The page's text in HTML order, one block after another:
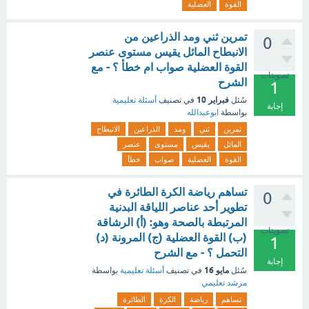
القوة العضلية
0
تصويتات
1
إجابة
تمرين ثني ومد الذراعين من
الانبطاح المائل يقيس مستوى عنصر
القوة العضلية صواب ام خطأ ؟ - مع
الشرح
سُئل فبراير 10 في تصنيف أسئلة تعليمية
بواسطة ابوعبدالله
تمرين ثني ومد الذراعين
الانبطاح
المائل
يقيس مستوى
عنصر
القوة
العضلية صواب خطأ
0
تصويتات
1
إجابة
تساهم رياضة الكرة الطائرة في
تطوير أحد عناصر اللياقة البدنية
المرتبطة بالصحة وهو: (أ) الرشاقة
(ب) القوة العضلية (ج) المرونة (د)
التحمل ؟ - مع الشرح
سُئل مايو 16 في تصنيف أسئلة تعليمية بواسطة
مرشد تعليمي
تساهم رياضة الكرة الطائرة